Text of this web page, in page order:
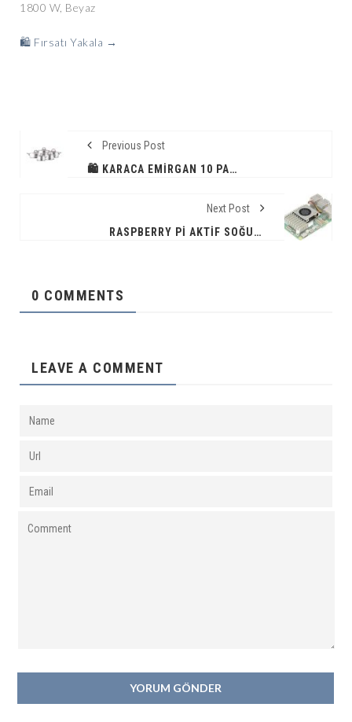
1800 W, Beyaz
🛍️ Fırsatı Yakala →
Previous Post
🛍️ KARACA EMIRGAN 10 PARÇA TENCERE SETI METAL
Next Post
RASPBERRY PI AKTIF SOĞUTUCU — %26 İNDIRIM | AMAZON TR FIRSATI
0 COMMENTS
LEAVE A COMMENT